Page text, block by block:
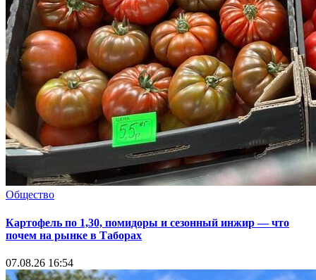
Общество
Картофель по 1,30, помидоры и сезонный инжир — что
почем на рынке в Таборах
07.08.26 16:54